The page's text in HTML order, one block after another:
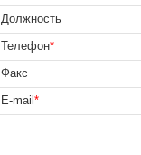
Должность
Телефон*
Факс
E-mail *